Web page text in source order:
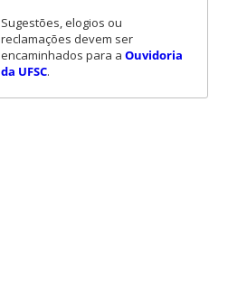
Sugestões, elogios ou
reclamações devem ser
encaminhados para a Ouvidoria
da UFSC.